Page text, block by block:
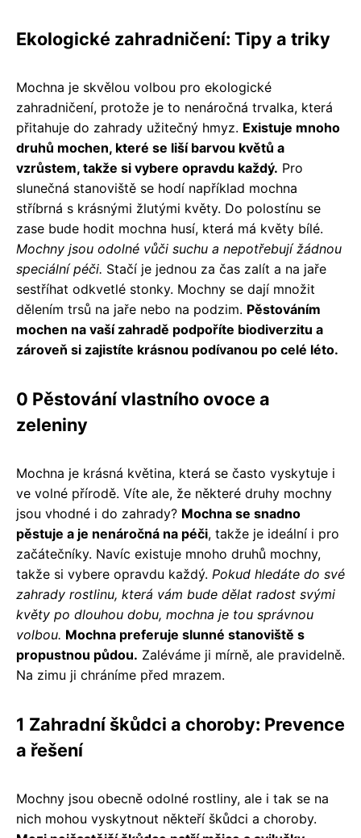
Ekologické zahradničení: Tipy a triky
Mochna je skvělou volbou pro ekologické
zahradničení, protože je to nenáročná trvalka, která
přitahuje do zahrady užitečný hmyz. Existuje mnoho
druhů mochen, které se liší barvou květů a
vzrůstem, takže si vybere opravdu každý. Pro
slunečná stanoviště se hodí například mochna
stříbrná s krásnými žlutými květy. Do polostínu se
zase bude hodit mochna husí, která má květy bílé.
Mochny jsou odolné vůči suchu a nepotřebují žádnou
speciální péči. Stačí je jednou za čas zalít a na jaře
sestříhat odkvetlé stonky. Mochny se dají množit
dělením trsů na jaře nebo na podzim. Pěstováním
mochen na vaší zahradě podpoříte biodiverzitu a
zároveň si zajistíte krásnou podívanou po celé léto.
0 Pěstování vlastního ovoce a
zeleniny
Mochna je krásná květina, která se často vyskytuje i
ve volné přírodě. Víte ale, že některé druhy mochny
jsou vhodné i do zahrady? Mochna se snadno
pěstuje a je nenáročná na péči, takže je ideální i pro
začátečníky. Navíc existuje mnoho druhů mochny,
takže si vybere opravdu každý. Pokud hledáte do své
zahrady rostlinu, která vám bude dělat radost svými
květy po dlouhou dobu, mochna je tou správnou
volbou. Mochna preferuje slunné stanoviště s
propustnou půdou. Zaléváme ji mírně, ale pravidelně.
Na zimu ji chráníme před mrazem.
1 Zahradní škůdci a choroby: Prevence
a řešení
Mochny jsou obecně odolné rostliny, ale i tak se na
nich mohou vyskytnout někteří škůdci a choroby.